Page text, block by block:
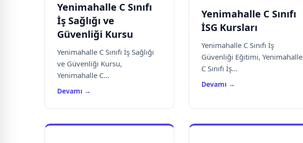
Yenimahalle C Sınıfı
İş Sağlığı ve
Güvenliği Kursu
Yenimahalle C Sınıfı İş Sağlığı
ve Güvenliği Kursu,
Yenimahalle C...
Devamı →
Yenimahalle C Sınıfı
İSG Kursları
Yenimahalle C Sınıfı İş
Güvenliği Eğitimi, Yenimahalle
C Sınıfı İş...
Devamı →